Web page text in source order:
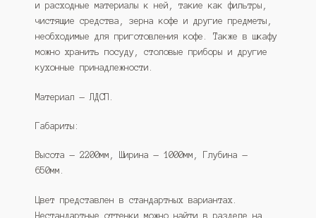
и расходные материалы к ней, такие как фильтры,
чистящие средства, зерна кофе и другие предметы,
необходимые для приготовления кофе. Также в шкафу
можно хранить посуду, столовые приборы и другие
кухонные принадлежности.
Материал — ЛДСП.
Габариты:
Высота — 2200мм, Ширина — 1000мм, Глубина —
650мм.
Цвет представлен в стандартных вариантах.
Нестандартные оттенки можно найти в разделе на